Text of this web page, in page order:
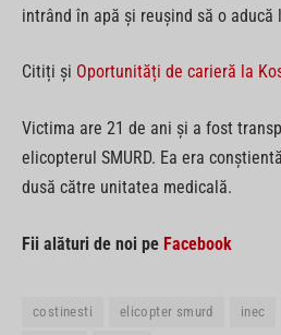
intrând în apă și reușind să o aducă
Citiți și Oportunități de carieră la
Victima are 21 de ani şi a fost
elicopterul SMURD. Ea era
dusă către unitatea medicală.
Fii alături de noi pe Facebook
costinesti elicopter smurd inec